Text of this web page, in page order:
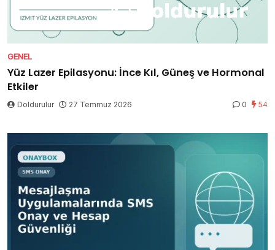
GENEL
Yüz Lazer Epilasyonu: İnce Kıl, Güneş ve Hormonal
Etkiler
Doldurulur 27 Temmuz 2026 0 54